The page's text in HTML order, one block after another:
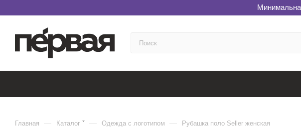
Главная — Каталог — Одежда с логотипом — Рубашка поло Seller женская